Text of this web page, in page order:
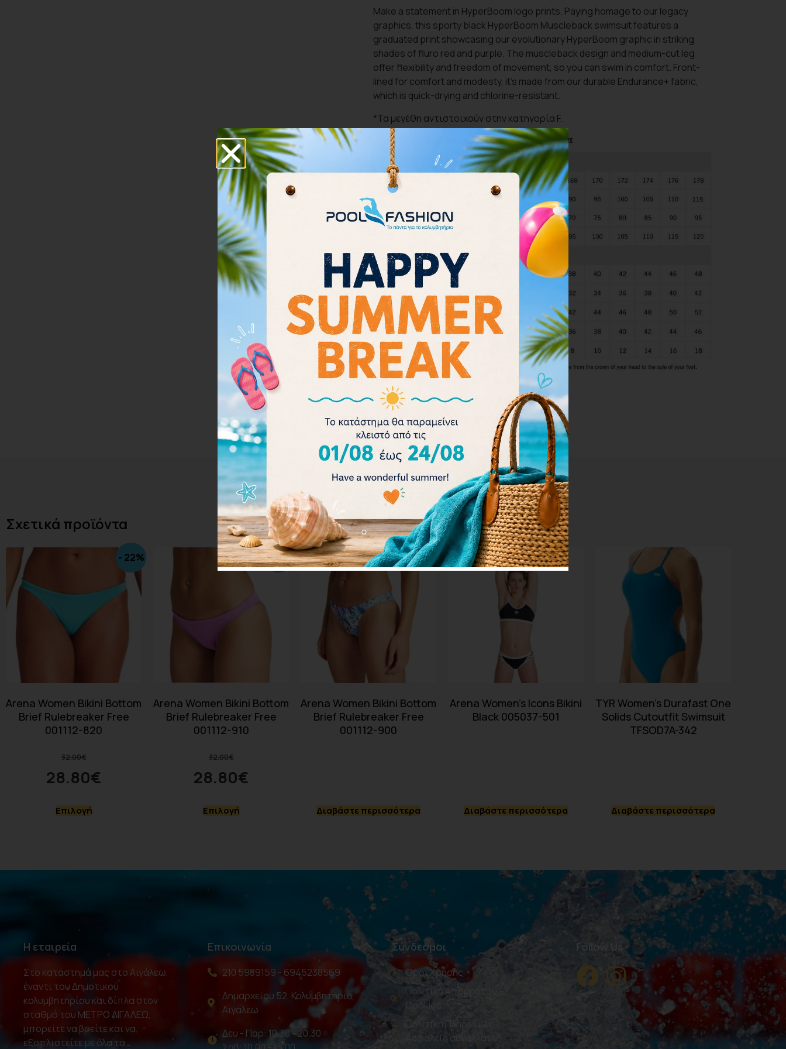
Make a statement in HyperBoom logo prints. Paying homage to our legacy
graphics, this sporty black HyperBoom Muscleback swimsuit features a
graduated print showcasing our evolutionary HyperBoom graphic in striking
shades of fluro red and purple. The muscleback design and medium-cut leg
offer flexibility and freedom of movement, so you can swim in comfort. Front-
lined for comfort and modesty, it’s made from our durable Endurance+ fabric,
which is quick-drying and chlorine-resistant.
*Τα μεγέθη αντιστοιχούν στην κατηγορία F.
Σχετικά προϊόντα
- 22%
Arena Women Bikini Bottom
Brief Rulebreaker Free
001112-820
32.00€
28.80€
Επιλογή
- 22%
Arena Women Bikini Bottom
Brief Rulebreaker Free
001112-910
32.00€
28.80€
Επιλογή
Arena Women Bikini Bottom
Brief Rulebreaker Free
001112-900
Διαβάστε περισσότερα
Arena Women’s Icons Bikini
Black 005037-501
Διαβάστε περισσότερα
TYR Women’s Durafast One
Solids Cutoutfit Swimsuit
TFSOD7A-342
Διαβάστε περισσότερα
Η εταιρεία
Στο κατάστημά μας στο Αιγάλεω,
έναντι του Δημοτικού
κολυμβητηρίου και δίπλα στον
σταθμό του ΜΕΤΡΟ ΑΙΓΑΛΕΩ,
μπορείτε να βρείτε και να
εξοπλιστείτε με όλα τα
Επικοινωνία
210 5989159 - 6945238569
Δημαρχείου 52, Κολυμβητήριο
Αιγάλεω
Δευ - Παρ: 10.30 - 20.30
Σύνδεσμοι
Όροι Χρήσης
Πολιτική Απορρήτου –
Cookies
Πολιτική Πληρωμών –
Ασφαλείς συναλλαγές
Follow Us